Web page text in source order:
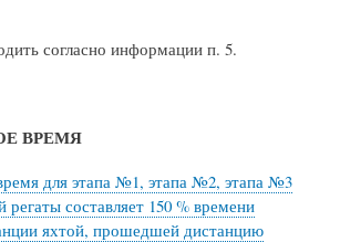
согласно информации п. 5.
ВРЕМЯ
для этапа №1, этапа №2, этапа №3
составляет 150 % времени
яхтой, прошедшей дистанцию